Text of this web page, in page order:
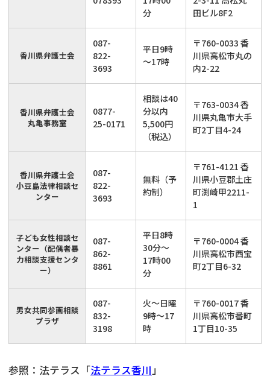
分
田ビル8F2
香川県弁護士会
087-
822-
3693
平日9時
～17時
〒760-0033 香
川県高松市丸の
内2-22
香川県弁護士会
丸亀事務室
0877-
25-0171
相談は40
分以内
5,500円
（税込）
〒763-0034 香
川県丸亀市大手
町2丁目4-24
香川県弁護士会
小豆島法律相談セ
ンター
087-
822-
3693
無料（予
約制）
〒761-4121 香
川県小豆郡土庄
町渕崎甲2211-
1
子ども女性相談セ
ンター（配偶者暴
力相談支援センタ
ー）
087-
862-
8861
平日8時
30分～
17時00
分
〒760-0004 香
川県高松市西宝
町2丁目6-32
男女共同参画相談
プラザ
087-
832-
3198
火～日曜
9時～17
時
〒760-0017 香
川県高松市番町
1丁目10-35
参照：法テラス「法テラス香川」